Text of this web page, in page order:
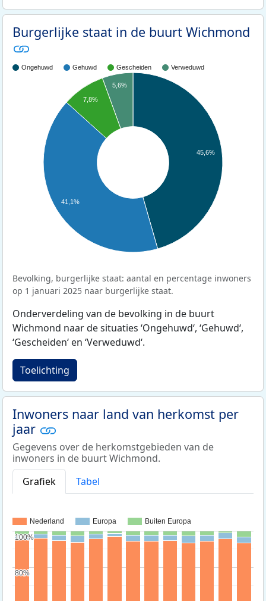
Burgerlijke staat in de buurt Wichmond
Ongehuwd Gehuwd Gescheiden Verweduwd
45,6%
5,6%
7,8%
41,1%
Bevolking, burgerlijke staat: aantal en percentage inwoners
op 1 januari 2025 naar burgerlijke staat.
Onderverdeling van de bevolking in de buurt
Wichmond naar de situaties ‘Ongehuwd‘, ‘Gehuwd‘,
‘Gescheiden‘ en ‘Verweduwd‘.
Toelichting
Inwoners naar land van herkomst per
jaar
Gegevens over de herkomstgebieden van de
inwoners in de buurt Wichmond.
Grafiek
Tabel
Nederland Europa Buiten Europa
80%
80%
100%
100%